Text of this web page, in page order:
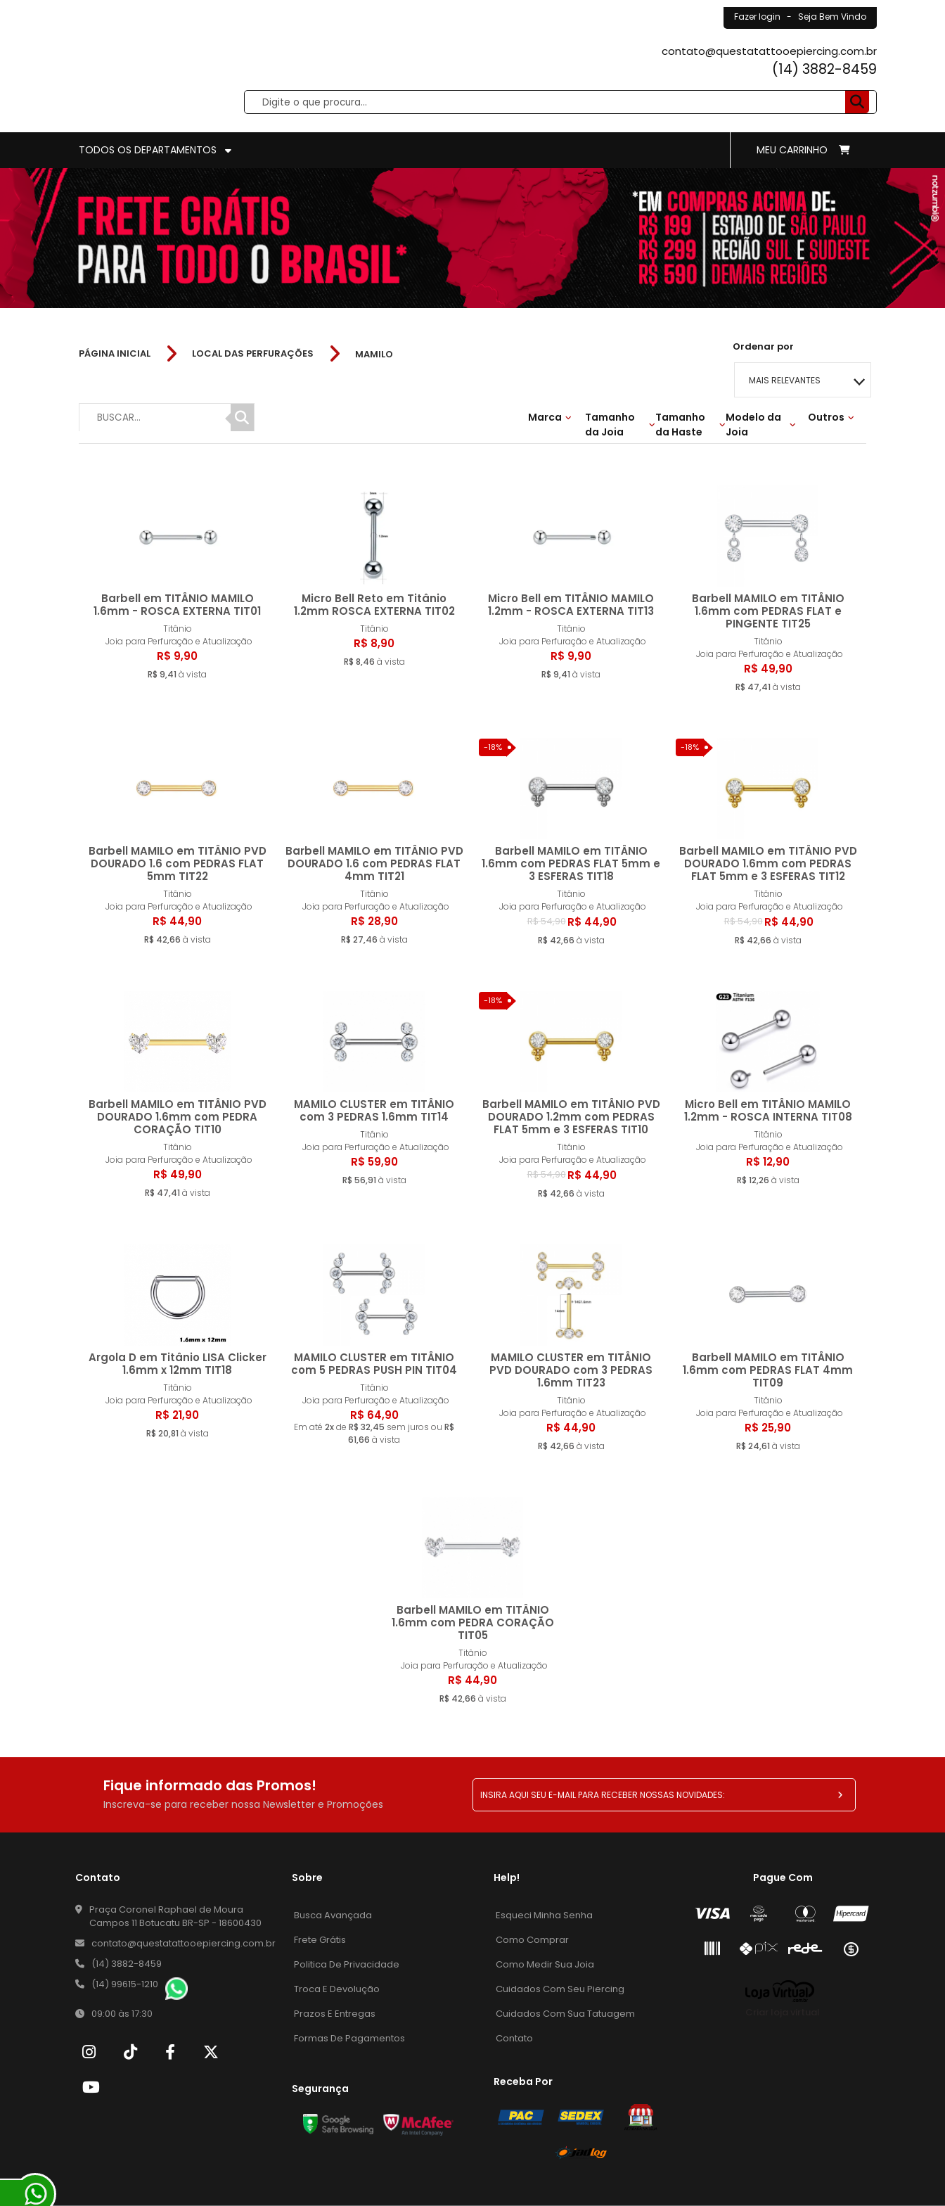
Fazer login - Seja Bem Vindo
contato@questatattooepiercing.com.br
(14) 3882-8459
TODOS OS DEPARTAMENTOS MEU CARRINHO
PÁGINA INICIAL LOCAL DAS PERFURAÇÕES MAMILO
Ordenar por
MAIS RELEVANTES
MAIS VENDIDOS
A - Z
Marca
Tamanho
da Joia
Tamanho
da Haste
Modelo da
Joia
Outros
Lançamentos
Barbell em TITÂNIO MAMILO
1.6mm - ROSCA EXTERNA TIT01
Titânio
Joia para Perfuração e Atualização
R$ 9,90
R$ 9,41 à vista
Comprar
Micro Bell Reto em Titânio
1.2mm ROSCA EXTERNA TIT02
Titânio
R$ 8,90
R$ 8,46 à vista
Comprar
Micro Bell em TITÂNIO MAMILO
1.2mm - ROSCA EXTERNA TIT13
Titânio
Joia para Perfuração e Atualização
R$ 9,90
R$ 9,41 à vista
Comprar
Barbell MAMILO em TITÂNIO
1.6mm com PEDRAS FLAT e
PINGENTE TIT25
Titânio
Joia para Perfuração e Atualização
R$ 49,90
R$ 47,41 à vista
Comprar
Barbell MAMILO em TITÂNIO PVD
DOURADO 1.6 com PEDRAS FLAT
5mm TIT22
Titânio
Joia para Perfuração e Atualização
R$ 44,90
R$ 42,66 à vista
Comprar
Barbell MAMILO em TITÂNIO PVD
DOURADO 1.6 com PEDRAS FLAT
4mm TIT21
Titânio
Joia para Perfuração e Atualização
R$ 28,90
R$ 27,46 à vista
Comprar
-18%
Barbell MAMILO em TITÂNIO
1.6mm com PEDRAS FLAT 5mm e
3 ESFERAS TIT18
Titânio
Joia para Perfuração e Atualização
R$ 54,90R$ 44,90
R$ 42,66 à vista
Comprar
-18%
Barbell MAMILO em TITÂNIO PVD
DOURADO 1.6mm com PEDRAS
FLAT 5mm e 3 ESFERAS TIT12
Titânio
Joia para Perfuração e Atualização
R$ 54,90R$ 44,90
R$ 42,66 à vista
Comprar
Barbell MAMILO em TITÂNIO PVD
DOURADO 1.6mm com PEDRA
CORAÇÃO TIT10
Titânio
Joia para Perfuração e Atualização
R$ 49,90
R$ 47,41 à vista
Comprar
MAMILO CLUSTER em TITÂNIO
com 3 PEDRAS 1.6mm TIT14
Titânio
Joia para Perfuração e Atualização
R$ 59,90
R$ 56,91 à vista
Comprar
-18%
Barbell MAMILO em TITÂNIO PVD
DOURADO 1.2mm com PEDRAS
FLAT 5mm e 3 ESFERAS TIT10
Titânio
Joia para Perfuração e Atualização
R$ 54,90R$ 44,90
R$ 42,66 à vista
Comprar
Micro Bell em TITÂNIO MAMILO
1.2mm - ROSCA INTERNA TIT08
Titânio
Joia para Perfuração e Atualização
R$ 12,90
R$ 12,26 à vista
Comprar
Argola D em Titânio LISA Clicker
1.6mm x 12mm TIT18
Titânio
Joia para Perfuração e Atualização
R$ 21,90
R$ 20,81 à vista
Comprar
MAMILO CLUSTER em TITÂNIO
com 5 PEDRAS PUSH PIN TIT04
Titânio
Joia para Perfuração e Atualização
R$ 64,90
Em até 2xde R$ 32,45 sem juros ou R$
61,66 à vista
Comprar
MAMILO CLUSTER em TITÂNIO
PVD DOURADO com 3 PEDRAS
1.6mm TIT23
Titânio
Joia para Perfuração e Atualização
R$ 44,90
R$ 42,66 à vista
Comprar
Barbell MAMILO em TITÂNIO
1.6mm com PEDRAS FLAT 4mm
TIT09
Titânio
Joia para Perfuração e Atualização
R$ 25,90
R$ 24,61 à vista
Esgotado
Barbell MAMILO em TITÂNIO
1.6mm com PEDRA CORAÇÃO
TIT05
Titânio
Joia para Perfuração e Atualização
R$ 44,90
R$ 42,66 à vista
Esgotado
Fique informado das Promos!
Inscreva-se para receber nossa Newsletter e Promoções
Contato
Praça Coronel Raphael de Moura
Campos 11 Botucatu BR-SP - 18600430
contato@questatattooepiercing.com.br
(14) 3882-8459
(14) 99615-1210
09:00 às 17:30
Sobre
Busca Avançada
Frete Grátis
Politica De Privacidade
Troca E Devolução
Prazos E Entregas
Formas De Pagamentos
Segurança
Help!
Esqueci Minha Senha
Como Comprar
Como Medir Sua Joia
Cuidados Com Seu Piercing
Cuidados Com Sua Tatuagem
Contato
Receba Por
Pague Com